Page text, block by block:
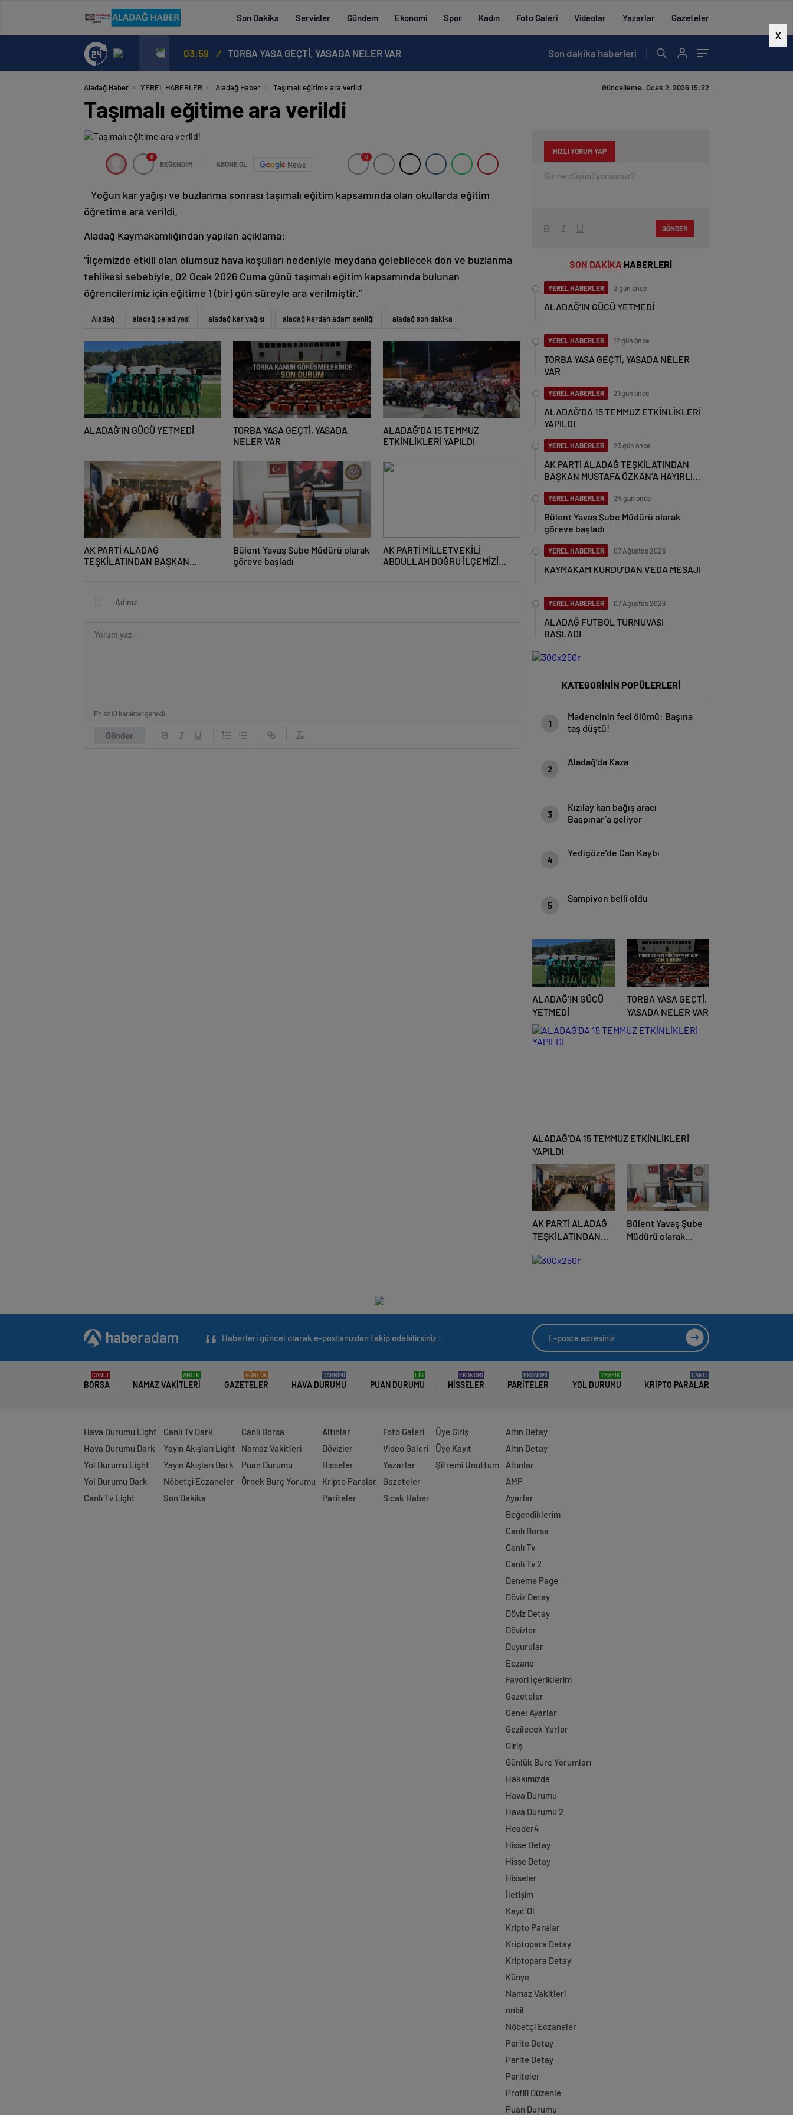
Son Dakika Servisler Gündem Ekonomi Spor Kadın Foto Galeri Videolar Yazarlar Gazeteler
03:59 / TORBA YASA GEÇTİ, YASADA NELER VAR 07:01 / ALADAĞ’DA 15 TEMMUZ ETKİNLİKLERİ YAPILDI
Son dakika haberleri
X
Aladağ Haber YEREL HABERLER Aladağ Haber Taşımalı eğitime ara verildi Güncelleme: Ocak 2, 2026 15:22
Taşımalı eğitime ara verildi
0
BEĞENDİM ABONE OL News
0
Yoğun kar yağışı ve buzlanma sonrası taşımalı eğitim kapsamında olan okullarda eğitim
öğretime ara verildi.
Aladağ Kaymakamlığından yapılan açıklama:
“İlçemizde etkili olan olumsuz hava koşulları nedeniyle meydana gelebilecek don ve buzlanma
tehlikesi sebebiyle, 02 Ocak 2026 Cuma günü taşımalı eğitim kapsamında bulunan
öğrencilerimiz için eğitime 1 (bir) gün süreyle ara verilmiştir.”
Aladağ aladağ belediyesi aladağ kar yağışı aladağ kardan adam şenliği aladağ son dakika
ALADAĞ’IN GÜCÜ YETMEDİ
TORBA YASA GEÇTİ, YASADA
NELER VAR
ALADAĞ’DA 15 TEMMUZ
ETKİNLİKLERİ YAPILDI
AK PARTİ ALADAĞ
TEŞKİLATINDAN BAŞKAN
Bülent Yavaş Şube Müdürü olarak
göreve başladı
AK PARTİ MİLLETVEKİLİ
ABDULLAH DOĞRU İLÇEMİZİ
Gönder
En az 10 karakter gerekli
HIZLI YORUM YAP
GÖNDER
SON DAKİKA HABERLERİ
YEREL HABERLER 2 gün önce
ALADAĞ’IN GÜCÜ YETMEDİ
YEREL HABERLER 12 gün önce
TORBA YASA GEÇTİ, YASADA NELER
VAR
YEREL HABERLER 21 gün önce
ALADAĞ’DA 15 TEMMUZ ETKİNLİKLERİ
YAPILDI
YEREL HABERLER 23 gün önce
AK PARTİ ALADAĞ TEŞKİLATINDAN
BAŞKAN MUSTAFA ÖZKAN’A HAYIRLI
YEREL HABERLER 24 gün önce
Bülent Yavaş Şube Müdürü olarak
göreve başladı
YEREL HABERLER 07 Ağustos 2026
KAYMAKAM KURDU’DAN VEDA MESAJI
YEREL HABERLER 07 Ağustos 2026
ALADAĞ FUTBOL TURNUVASI
BAŞLADI
KATEGORİNİN POPÜLERLERİ
1
Madencinin feci ölümü: Başına
taş düştü!
2
Aladağ’da Kaza
3
Kızılay kan bağış aracı
Başpınar’a geliyor
4
Yedigöze’de Can Kaybı
5
Şampiyon belli oldu
ALADAĞ’IN GÜCÜ
YETMEDİ
TORBA YASA GEÇTİ,
YASADA NELER VAR
ALADAĞ’DA 15 TEMMUZ ETKİNLİKLERİ
YAPILDI
AK PARTİ ALADAĞ
TEŞKİLATINDAN
ÖZKAN’A HAYIRLI
Bülent Yavaş Şube
Müdürü olarak
Haberleri güncel olarak e-postanızdan takip edebilirsiniz !
BORSA
CANLI
NAMAZ VAKITLERI
ANLIK
GAZETELER
GÜNLÜK
HAVA DURUMU
TAHMİNİ
PUAN DURUMU
LİG
HISSELER
EKONOMİ
PARITELER
EKONOMİ
YOL DURUMU
TRAFİK
KRIPTO PARALAR
CANLI
Hava Durumu Light
Hava Durumu Dark
Yol Durumu Light
Yol Durumu Dark
Canlı Tv Light
Canlı Tv Dark
Yayın Akışları Light
Yayın Akışları Dark
Nöbetçi Eczaneler
Son Dakika
Canlı Borsa
Namaz Vakitleri
Puan Durumu
Örnek Burç Yorumu
Altınlar
Dövizler
Hisseler
Kripto Paralar
Pariteler
Foto Galeri
Video Galeri
Yazarlar
Gazeteler
Sıcak Haber
Üye Giriş
Üye Kayıt
Şifremi Unuttum
Altın Detay
Altın Detay
Altınlar
AMP
Ayarlar
Beğendiklerim
Canlı Borsa
Canlı Tv
Canlı Tv 2
Deneme Page
Döviz Detay
Döviz Detay
Dövizler
Duyurular
Eczane
Favori İçeriklerim
Gazeteler
Genel Ayarlar
Gezilecek Yerler
Giriş
Günlük Burç Yorumları
Hakkımızda
Hava Durumu
Hava Durumu 2
Header4
Hisse Detay
Hisse Detay
Hisseler
İletişim
Kayıt Ol
Kripto Paralar
Kriptopara Detay
Kriptopara Detay
Künye
Namaz Vakitleri
nnbil
Nöbetçi Eczaneler
Parite Detay
Parite Detay
Pariteler
Profili Düzenle
Puan Durumu